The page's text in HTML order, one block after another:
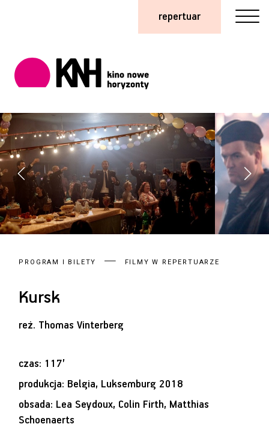
repertuar
PROGRAM I BILETY FILMY W REPERTUARZE
Kursk
reż. Thomas Vinterberg
czas: 117’
produkcja: Belgia, Luksemburg 2018
obsada: Lea Seydoux, Colin Firth, Matthias
Schoenaerts